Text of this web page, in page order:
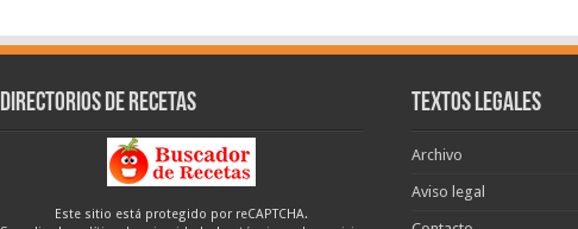
Directorios de recetas
Este sitio está protegido por reCAPTCHA.
Textos legales
Archivo
Aviso legal